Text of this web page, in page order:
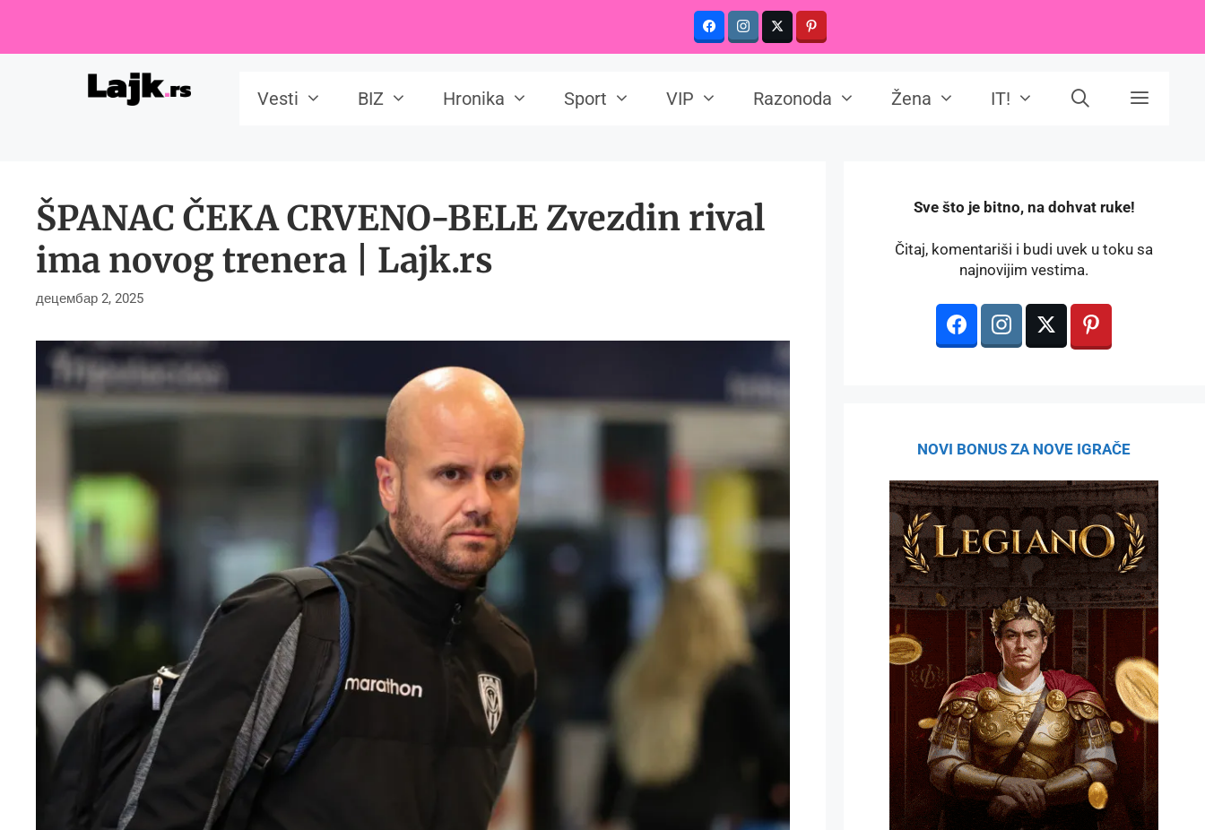
content
Vesti BIZ Hronika Sport VIP Razonoda Žena IT!
ŠPANAC ČEKA CRVENO-BELE Zvezdin rival
ima novog trenera | Lajk.rs
децембар 2, 2025
️Sve što je bitno, na dohvat ruke!
Čitaj, komentariši i budi uvek u toku sa
najnovijim vestima.
NOVI BONUS ZA NOVE IGRAČE